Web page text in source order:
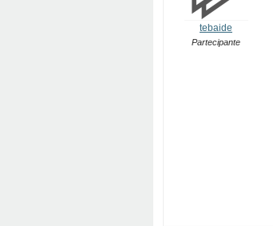
tebaide
Partecipante